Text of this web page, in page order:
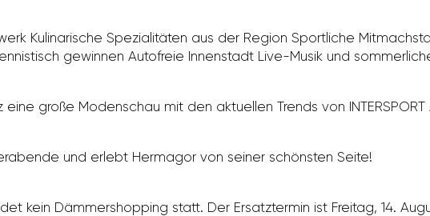
Kuli­na­ri­sche Spezia­li­täten aus der Region Sport­liche
gewinnen Auto­freie Innen­stadt Live-Musik und
große Moden­schau mit den aktu­ellen Trends von
und erlebt Hermagor von seiner schönsten Seite!
kein Dämmer­shop­ping statt. Der Ersatz­termin ist Freitag, 14.